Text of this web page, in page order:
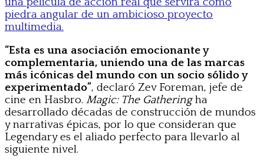
piedra angular de un ambicioso proyecto
multimedia.
“Esta es una asociación emocionante y
complementaria, uniendo una de las marcas
más icónicas del mundo con un socio sólido y
experimentado”, declaró Zev Foreman, jefe de
cine en Hasbro. Magic: The Gatheringha
desarrollado décadas de construcción de mundos
y narrativas épicas, por lo que consideran que
Legendary es el aliado perfecto para llevarlo al
siguiente nivel.